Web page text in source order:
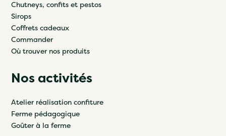
Chutneys, confits et pestos
Sirops
Coffrets cadeaux
Commander
Où trouver nos produits
Nos activités
Atelier réalisation confiture
Ferme pédagogique
Goûter à la ferme